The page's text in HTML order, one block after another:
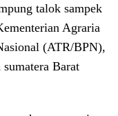
talok sampek
Agraria
(ATR/BPN),
Barat